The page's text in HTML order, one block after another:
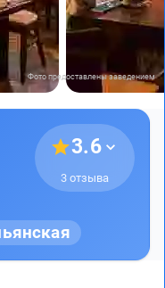
Фото предоставлены заведением
3.6
3 отзыва